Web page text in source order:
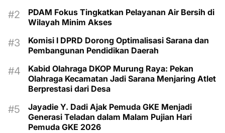
PDAM Fokus Tingkatkan Pelayanan Air Bersih di
Wilayah Minim Akses
Komisi I DPRD Dorong Optimalisasi Sarana dan
Pembangunan Pendidikan Daerah
Kabid Olahraga DKOP Murung Raya: Pekan
Olahraga Kecamatan Jadi Sarana Menjaring Atlet
Berprestasi dari Desa
Jayadie Y. Dadi Ajak Pemuda GKE Menjadi
Generasi Teladan dalam Malam Pujian Hari
Pemuda GKE 2026